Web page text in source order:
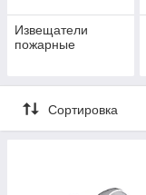
Извещатели
пожарные
Сортировка